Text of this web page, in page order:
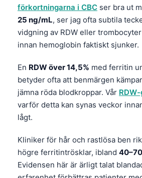
förkortningarna i CBC ser bra ut
25 ng/mL, ser jag ofta subtila
vidgning av RDW eller
innan hemoglobin faktiskt sjunker.
En RDW över 14,5% med ferritin
betyder ofta att benmärgen
jämna röda blodkroppar. Vår
varför detta kan synas veckor
lågt.
Kliniker för hår och rastlösa ben
högre ferritintrösklar, ibland
Evidensen här är ärligt talat